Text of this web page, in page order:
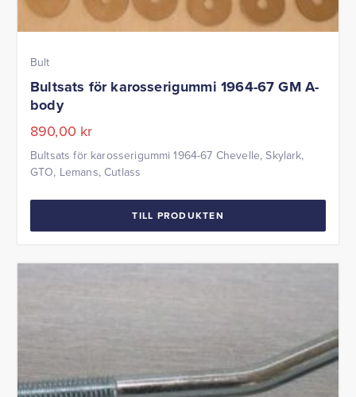
Bult
Bultsats för karosserigummi 1964-67 GM A-
body
890,00 kr
Bultsats för karosserigummi 1964-67 Chevelle, Skylark,
GTO, Lemans, Cutlass
TILL PRODUKTEN